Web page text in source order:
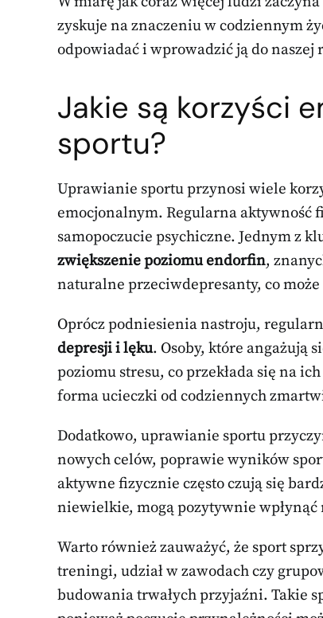
zyskuje na znaczeniu w codziennym
odpowiadać i wprowadzić ją do naszej
Jakie są korzyści
sportu?
Uprawianie sportu przynosi wiele
emocjonalnym. Regularna aktywność
samopoczucie psychiczne. Jednym z
zwiększenie poziomu endorfin,
naturalne przeciwdepresanty, co
Oprócz podniesienia nastroju,
depresji i lęku. Osoby, które angażują
poziomu stresu, co przekłada się na
forma ucieczki od codziennych
Dodatkowo, uprawianie sportu
nowych celów, poprawie wyników
aktywne fizycznie często czują się
niewielkie, mogą pozytywnie wpłynąć
Warto również zauważyć, że sport
treningi, udział w zawodach czy
budowania trwałych przyjaźni. Takie